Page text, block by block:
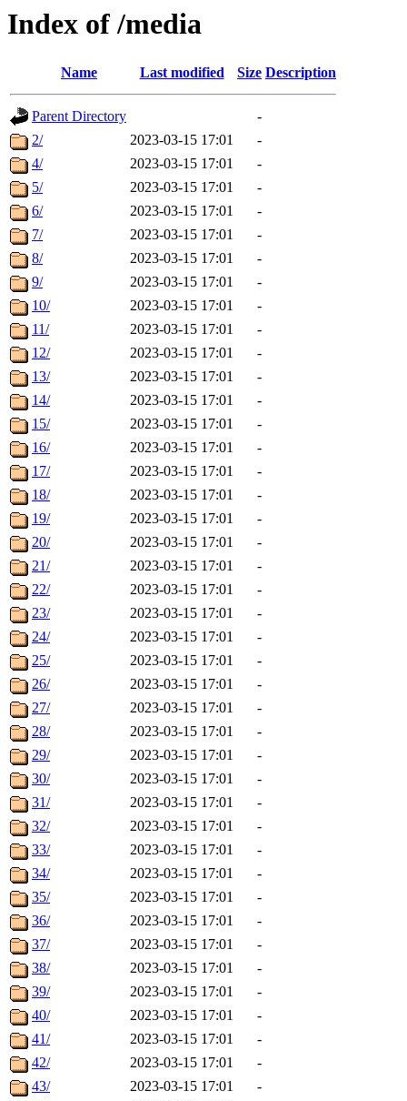
Index of /media
Name Last modified Size Description
Parent Directory
-
2/
2023-03-15 17:01
-
4/
2023-03-15 17:01
-
5/
2023-03-15 17:01
-
6/
2023-03-15 17:01
-
7/
2023-03-15 17:01
-
8/
2023-03-15 17:01
-
9/
2023-03-15 17:01
-
10/
2023-03-15 17:01
-
11/
2023-03-15 17:01
-
12/
2023-03-15 17:01
-
13/
2023-03-15 17:01
-
14/
2023-03-15 17:01
-
15/
2023-03-15 17:01
-
16/
2023-03-15 17:01
-
17/
2023-03-15 17:01
-
18/
2023-03-15 17:01
-
19/
2023-03-15 17:01
-
20/
2023-03-15 17:01
-
21/
2023-03-15 17:01
-
22/
2023-03-15 17:01
-
23/
2023-03-15 17:01
-
24/
2023-03-15 17:01
-
25/
2023-03-15 17:01
-
26/
2023-03-15 17:01
-
27/
2023-03-15 17:01
-
28/
2023-03-15 17:01
-
29/
2023-03-15 17:01
-
30/
2023-03-15 17:01
-
31/
2023-03-15 17:01
-
32/
2023-03-15 17:01
-
33/
2023-03-15 17:01
-
34/
2023-03-15 17:01
-
35/
2023-03-15 17:01
-
36/
2023-03-15 17:01
-
37/
2023-03-15 17:01
-
38/
2023-03-15 17:01
-
39/
2023-03-15 17:01
-
40/
2023-03-15 17:01
-
41/
2023-03-15 17:01
-
42/
2023-03-15 17:01
-
43/
2023-03-15 17:01
-